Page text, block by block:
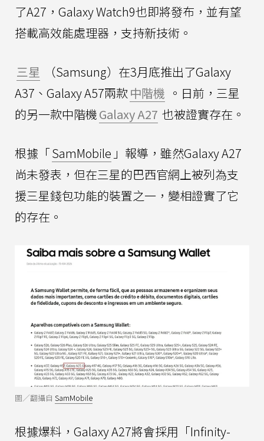
了A27，Galaxy Watch9也即將發布，並有望
搭載高效能處理器，支持新技術。
三星
（Samsung）在3月底推出了Galaxy
A37、Galaxy A57兩款中階機 。日前，三星
的另一款中階機Galaxy A27 也被證實存在。
根據「SamMobile 」報導，雖然Galaxy A27
尚未發表，但在三星的巴西官網上被列為支
援三星錢包功能的裝置之一，變相證實了它
的存在。
圖／翻攝自 SamMobile
根據爆料，Galaxy A27將會採用「Infinity-